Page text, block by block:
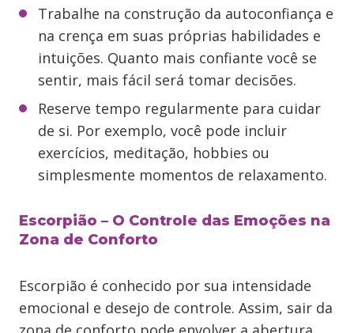
Trabalhe na construção da autoconfiança e
na crença em suas próprias habilidades e
intuições. Quanto mais confiante você se
sentir, mais fácil será tomar decisões.
Reserve tempo regularmente para cuidar
de si. Por exemplo, você pode incluir
exercícios, meditação, hobbies ou
simplesmente momentos de relaxamento.
Escorpião – O Controle das Emoções na
Zona de Conforto
Escorpião é conhecido por sua intensidade
emocional e desejo de controle. Assim, sair da